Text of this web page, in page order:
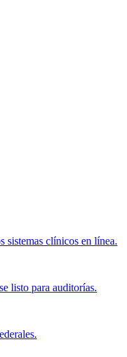
sistemas clínicos en línea.
listo para auditorías.